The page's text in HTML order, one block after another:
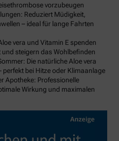
vorzubeugen
Reduziert Müdigkeit,
– ideal für lange Fahrten
vera und Vitamin E spenden
steigern das Wohlbefinden
Die natürliche Aloe vera
bei Hitze oder Klimaanlage
Apotheke: Professionelle
Wirkung und maximalen